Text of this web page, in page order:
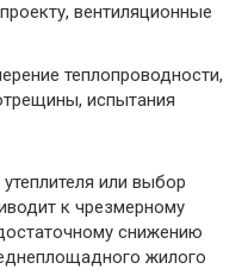
вентиляционные
теплопроводности,
испытания
или выбор
к чрезмерному
снижению
жилого